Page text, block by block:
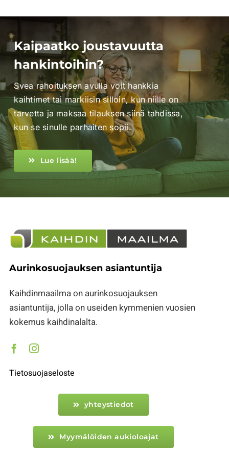
Kaipaatko joustavuutta
hankintoihin?
Svea rahoituksen avulla voit hankkia
kaihtimet tai markiisin silloin, kun niille on
tarvetta ja maksaa tilauksen siinä tahdissa,
kun se sinulle parhaiten sopii.
Lue lisää!
Aurinkosuojauksen asiantuntija
Kaihdinmaailma on aurinkosuojauksen
asiantuntija, jolla on useiden kymmenien vuosien
kokemus kaihdinalalta.
Tietosuojaseloste
yhteystiedot
Myymälöiden aukioloajat